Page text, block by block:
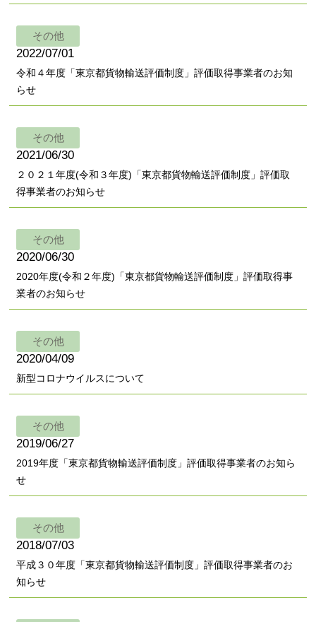
その他
2022/07/01
令和４年度「東京都貨物輸送評価制度」評価取得事業者のお知
らせ
その他
2021/06/30
２０２１年度(令和３年度)「東京都貨物輸送評価制度」評価取
得事業者のお知らせ
その他
2020/06/30
2020年度(令和２年度)「東京都貨物輸送評価制度」評価取得事
業者のお知らせ
その他
2020/04/09
新型コロナウイルスについて
その他
2019/06/27
2019年度「東京都貨物輸送評価制度」評価取得事業者のお知ら
せ
その他
2018/07/03
平成３０年度「東京都貨物輸送評価制度」評価取得事業者のお
知らせ